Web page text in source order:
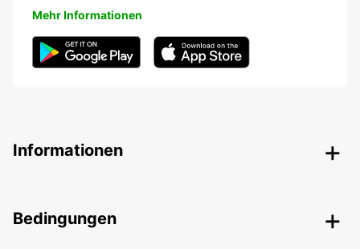
Mehr Informationen
Informationen
Bedingungen